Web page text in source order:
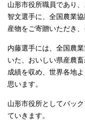
山形市役所職員であり
智文選手に、全国農業
産物をご寄贈いただき
内藤選手には、全国農
いた、おいしい県産農
成績を収め、世界各地
思います。
山形市役所としてバッ
ていきます。